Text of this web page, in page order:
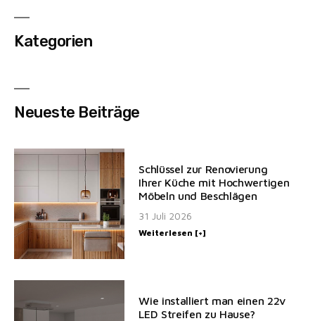
Kategorien
Neueste Beiträge
Schlüssel zur Renovierung
Ihrer Küche mit Hochwertigen
Möbeln und Beschlägen
31 Juli 2026
Weiterlesen [+]
Wie installiert man einen 22v
LED Streifen zu Hause?